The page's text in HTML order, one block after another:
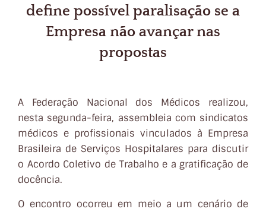
define possível paralisação se a
Empresa não avançar nas
propostas
A Federação Nacional dos Médicos realizou,
nesta segunda-feira, assembleia com sindicatos
médicos e profissionais vinculados à Empresa
Brasileira de Serviços Hospitalares para discutir
o Acordo Coletivo de Trabalho e a gratificação de
docência.
O encontro ocorreu em meio a um cenário de